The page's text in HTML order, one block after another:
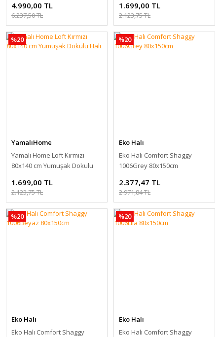
4.990,00 TL
6.237,50 TL
1.699,00 TL
2.123,75 TL
%20
YamalıHome
Yamalı Home Loft Kırmızı
80x140 cm Yumuşak Dokulu
1.699,00 TL
2.123,75 TL
%20
Eko Halı
Eko Halı Comfort Shaggy
1006Grey 80x150cm
2.377,47 TL
2.971,84 TL
%20
Eko Halı
Eko Halı Comfort Shaggy
%20
Eko Halı
Eko Halı Comfort Shaggy